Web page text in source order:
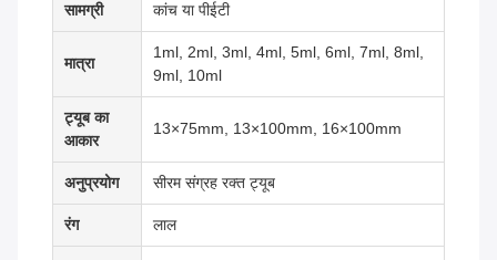
सामग्री कांच या पीईटी
मात्रा
1ml, 2ml, 3ml, 4ml, 5ml, 6ml, 7ml, 8ml,
9ml, 10ml
ट्यूब का
आकार
13×75mm, 13×100mm, 16×100mm
अनुप्रयोग सीरम संग्रह रक्त ट्यूब
रंग लाल